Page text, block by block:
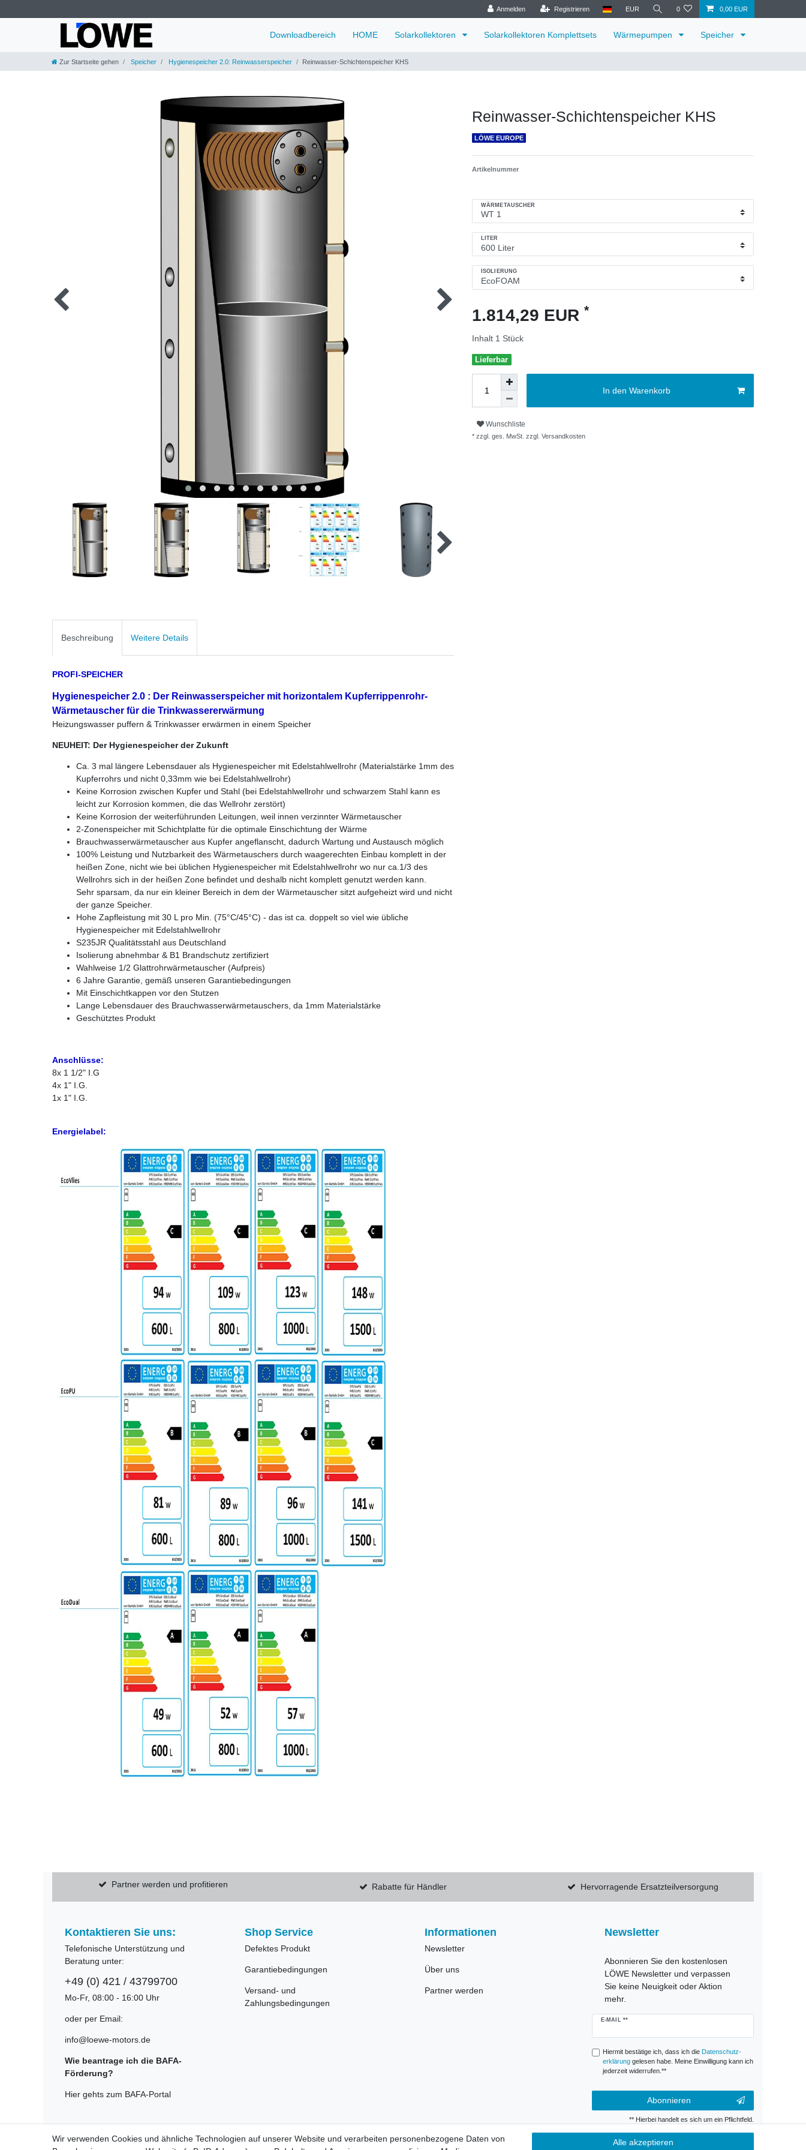
Anmelden Registrieren EUR 0 0,00 EUR
Downloadbereich HOME Solarkollektoren Solarkollektoren Komplettsets Wärmepumpen Speicher
Zur Startseite gehen Speicher Hygienespeicher 2.0: Reinwasserspeicher Reinwasser-Schichtenspeicher KHS
Reinwasser-Schichtenspeicher KHS
LÖWE EUROPE
Artikelnummer
WÄRMETAUSCHER
LITER
ISOLIERUNG
1.814,29 EUR *
Inhalt 1 Stück
Lieferbar
In den Warenkorb
Wunschliste
* zzgl. ges. MwSt. zzgl. Versandkosten
Beschreibung Weitere Details
PROFI-SPEICHER
Hygienespeicher 2.0 : Der Reinwasserspeicher mit horizontalem Kupferrippenrohr-
Wärmetauscher für die Trinkwassererwärmung
Heizungswasser puffern & Trinkwasser erwärmen in einem Speicher
NEUHEIT: Der Hygienespeicher der Zukunft
Ca. 3 mal längere Lebensdauer als Hygienespeicher mit Edelstahlwellrohr (Materialstärke 1mm des
Kupferrohrs und nicht 0,33mm wie bei Edelstahlwellrohr)
Keine Korrosion zwischen Kupfer und Stahl (bei Edelstahlwellrohr und schwarzem Stahl kann es
leicht zur Korrosion kommen, die das Wellrohr zerstört)
Keine Korrosion der weiterführunden Leitungen, weil innen verzinnter Wärmetauscher
2-Zonenspeicher mit Schichtplatte für die optimale Einschichtung der Wärme
Brauchwasserwärmetauscher aus Kupfer angeflanscht, dadurch Wartung und Austausch möglich
100% Leistung und Nutzbarkeit des Wärmetauschers durch waagerechten Einbau komplett in der
heißen Zone, nicht wie bei üblichen Hygienespeicher mit Edelstahlwellrohr wo nur ca.1/3 des
Wellrohrs sich in der heißen Zone befindet und deshalb nicht komplett genutzt werden kann.
Sehr sparsam, da nur ein kleiner Bereich in dem der Wärmetauscher sitzt aufgeheizt wird und nicht
der ganze Speicher.
Hohe Zapfleistung mit 30 L pro Min. (75°C/45°C) - das ist ca. doppelt so viel wie übliche
Hygienespeicher mit Edelstahlwellrohr
S235JR Qualitätsstahl aus Deutschland
Isolierung abnehmbar & B1 Brandschutz zertifiziert
Wahlweise 1/2 Glattrohrwärmetauscher (Aufpreis)
6 Jahre Garantie, gemäß unseren Garantiebedingungen
Mit Einschichtkappen vor den Stutzen
Lange Lebensdauer des Brauchwasserwärmetauschers, da 1mm Materialstärke
Geschütztes Produkt
Anschlüsse:
8x 1 1/2" I.G
4x 1" I.G.
1x 1" I.G.
Energielabel:
Partner werden und profitieren Rabatte für Händler Hervorragende Ersatzteilversorgung
Kontaktieren Sie uns:
Telefonische Unterstützung und
Beratung unter:
+49 (0) 421 / 43799700
Mo-Fr, 08:00 - 16:00 Uhr
oder per Email:
info@loewe-motors.de
Wie beantrage ich die BAFA-
Förderung?
Hier gehts zum BAFA-Portal
Shop Service
Defektes Produkt
Garantiebedingungen
Versand- und
Zahlungsbedingungen
Informationen
Newsletter
Über uns
Partner werden
Newsletter
Abonnieren Sie den kostenlosen
LÖWE Newsletter und verpassen
Sie keine Neuigkeit oder Aktion
mehr.
E-MAIL **
Newsletter
Hiermit bestätige ich, dass ich die Daten­schutz­
erklärunggelesen habe. Meine Einwilligung kann ich
jederzeit widerrufen.**
Abonnieren
** Hierbei handelt es sich um ein Pflichtfeld.
Wir verwenden Cookies und ähnliche Technologien auf unserer Website und verarbeiten personenbezogene Daten von
Alle akzeptieren